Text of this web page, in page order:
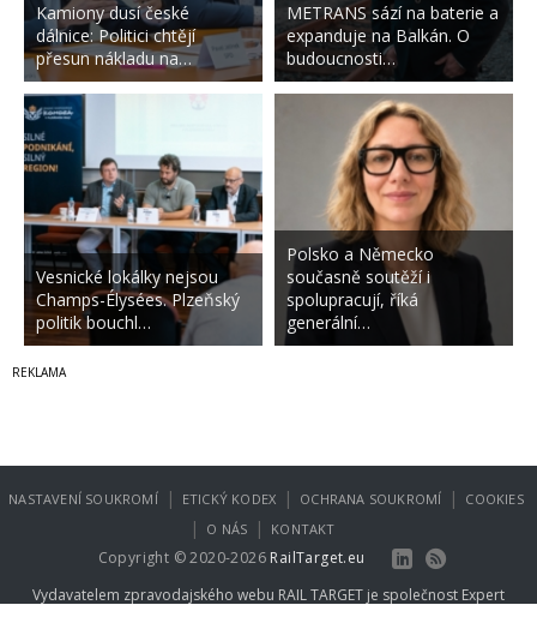
Kamiony dusí české
dálnice: Politici chtějí
přesun nákladu na…
Vesnické lokálky nejsou
Champs-Élysées. Plzeňský
politik bouchl…
METRANS sází na baterie a
expanduje na Balkán. O
budoucnosti…
Polsko a Německo
současně soutěží i
spolupracují, říká
generální…
NASTAVENÍ SOUKROMÍ | ETICKÝ KODEX | OCHRANA SOUKROMÍ | COOKIES
| O NÁS | KONTAKT
Copyright © 2020-2026 RailTarget.eu
Vydavatelem zpravodajského webu RAIL TARGET je společnost Expert